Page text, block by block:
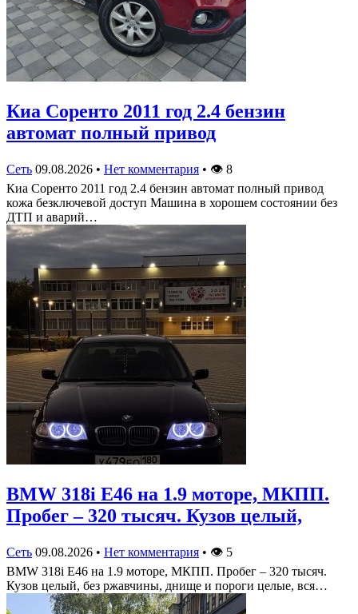
Киа Соренто 2011 год 2.4 бензин
автомат полный привод
Сеть 09.08.2026 • Нет комментария • 👁 8
Киа Соренто 2011 год 2.4 бензин автомат полный привод
кожа безключевой доступ Машина в хорошем состоянии без
ДТП и аварий…
BMW 318i E46 на 1.9 моторе, МКПП.
Пробег – 320 тысяч. Кузов целый,
Сеть 09.08.2026 • Нет комментария • 👁 5
BMW 318i E46 на 1.9 моторе, МКПП. Пробег – 320 тысяч.
Кузов целый, без ржавчины, днище и пороги целые, вся…